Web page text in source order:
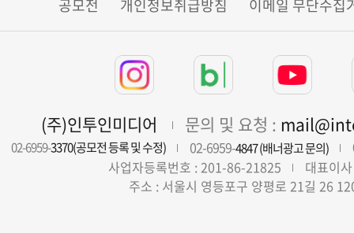
공모전 개인정보취급방침 이메일 무단수집
(주)인투인미디어 문의 및 요청 :
02-6959-3370(공모전 등록 및 수정) 02-6959-4847 (배너광고 문의)
사업자등록번호 : 201-86-21825
대표이
주소 : 서울시 영등포구 양평로 21길 26